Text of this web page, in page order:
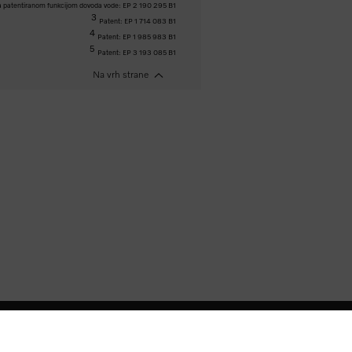
patentiranom funkcijom dovoda vode: EP 2 190 295 B1
3 Patent: EP 1 714 083 B1
4 Patent: EP 1 985 983 B1
5 Patent: EP 3 193 085 B1
Na vrh strane